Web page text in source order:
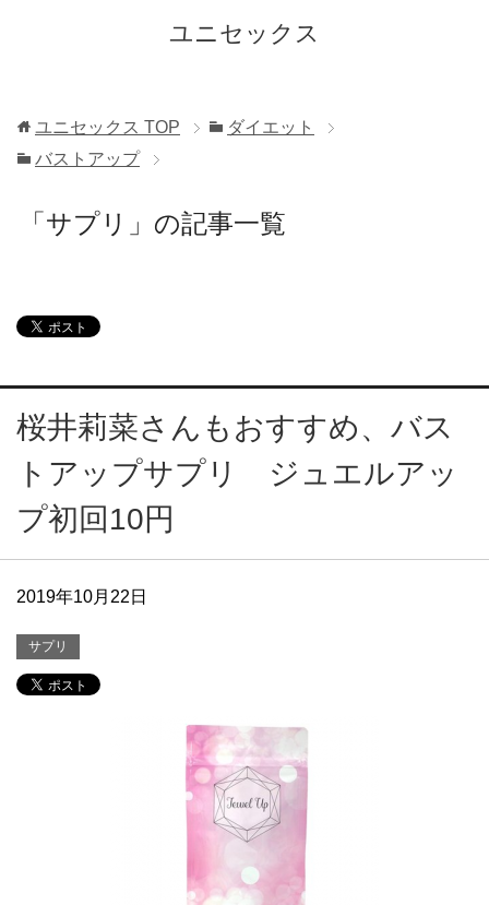
ユニセックス
ユニセックス TOP
ダイエット
バストアップ
「サプリ」の記事一覧
桜井莉菜さんもおすすめ、バス
トアップサプリ ジュエルアッ
プ初回10円
2019年10月22日
サプリ